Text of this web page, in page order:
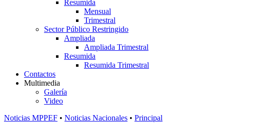
Resumida
Mensual
Trimestral
Sector Público Restringido
Ampliada
Ampliada Trimestral
Resumida
Resumida Trimestral
Contactos
Multimedia
Galería
Video
Noticias MPPEF • Noticias Nacionales • Principal